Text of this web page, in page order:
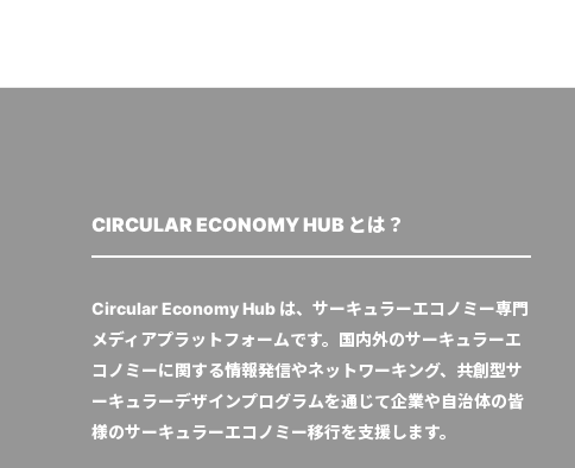
CIRCULAR ECONOMY HUB とは？
Circular Economy Hub は、サーキュラーエコノミー専門
メディアプラットフォームです。国内外のサーキュラーエ
コノミーに関する情報発信やネットワーキング、共創型サ
ーキュラーデザインプログラムを通じて企業や自治体の皆
様のサーキュラーエコノミー移行を支援します。